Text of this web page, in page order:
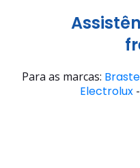
Para as marcas:
Electrolux-